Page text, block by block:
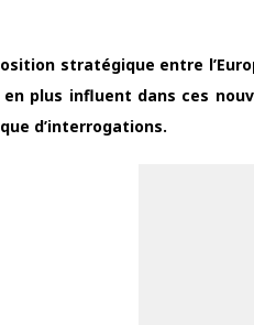
stratégique entre
plus influent dans ces
d’interrogations.